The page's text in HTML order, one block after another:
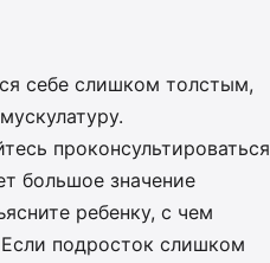
себе слишком толстым,
проконсультироваться
большое значение
ребенку, с чем
подросток слишком